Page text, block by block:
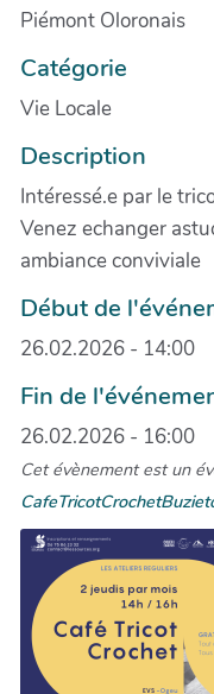
Piémont Oloronais
Catégorie
Vie Locale
Description
Intéressé.e par le
Venez echanger
ambiance conviviale
Début de
26.02.2026 - 14:00
Fin de
26.02.2026 - 16:00
Cet évènement est un